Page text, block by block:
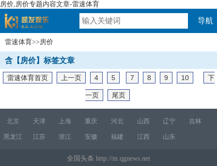
房价,房价专题内容文章-雷速体育
速体育
导航
雷速体育>>房价
含【房价】标签文章
雷速体育首页 上一页 4 5 7 8 9 10 下
一页 尾页
北京 天津 上海 重庆 河北 山西 辽宁 吉林
黑龙江 江苏 浙江 安徽 福建 江西 山东
全国头条 http://m.qgnews.net